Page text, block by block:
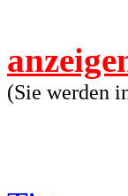
(Sie werden